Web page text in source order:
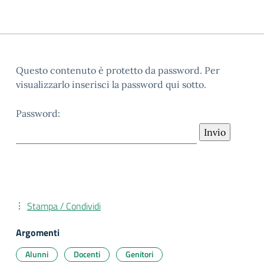
Questo contenuto è protetto da password. Per
visualizzarlo inserisci la password qui sotto.
Password:
Stampa / Condividi
Argomenti
Alunni Docenti Genitori